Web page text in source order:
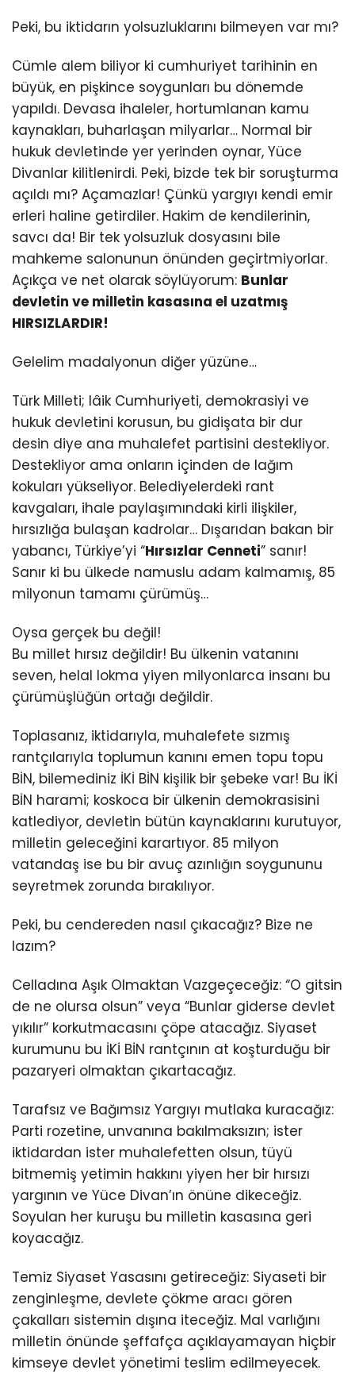
Peki, bu iktidarın yolsuzluklarını bilmeyen var mı?
Cümle alem biliyor ki cumhuriyet tarihinin en
büyük, en pişkince soygunları bu dönemde
yapıldı. Devasa ihaleler, hortumlanan kamu
kaynakları, buharlaşan milyarlar… Normal bir
hukuk devletinde yer yerinden oynar, Yüce
Divanlar kilitlenirdi. Peki, bizde tek bir soruşturma
açıldı mı? Açamazlar! Çünkü yargıyı kendi emir
erleri haline getirdiler. Hakim de kendilerinin,
savcı da! Bir tek yolsuzluk dosyasını bile
mahkeme salonunun önünden geçirtmiyorlar.
Açıkça ve net olarak söylüyorum: Bunlar
devletin ve milletin kasasına el uzatmış
HIRSIZLARDIR!
Gelelim madalyonun diğer yüzüne…
Türk Milleti; lâik Cumhuriyeti, demokrasiyi ve
hukuk devletini korusun, bu gidişata bir dur
desin diye ana muhalefet partisini destekliyor.
Destekliyor ama onların içinden de lağım
kokuları yükseliyor. Belediyelerdeki rant
kavgaları, ihale paylaşımındaki kirli ilişkiler,
hırsızlığa bulaşan kadrolar… Dışarıdan bakan bir
yabancı, Türkiye’yi “Hırsızlar Cenneti” sanır!
Sanır ki bu ülkede namuslu adam kalmamış, 85
milyonun tamamı çürümüş…
Oysa gerçek bu değil!
Bu millet hırsız değildir! Bu ülkenin vatanını
seven, helal lokma yiyen milyonlarca insanı bu
çürümüşlüğün ortağı değildir.
Toplasanız, iktidarıyla, muhalefete sızmış
rantçılarıyla toplumun kanını emen topu topu
BİN, bilemediniz İKİ BİN kişilik bir şebeke var! Bu İKİ
BİN harami; koskoca bir ülkenin demokrasisini
katlediyor, devletin bütün kaynaklarını kurutuyor,
milletin geleceğini karartıyor. 85 milyon
vatandaş ise bu bir avuç azınlığın soygununu
seyretmek zorunda bırakılıyor.
Peki, bu cendereden nasıl çıkacağız? Bize ne
lazım?
Celladına Aşık Olmaktan Vazgeçeceğiz: “O gitsin
de ne olursa olsun” veya “Bunlar giderse devlet
yıkılır” korkutmacasını çöpe atacağız. Siyaset
kurumunu bu İKİ BİN rantçının at koşturduğu bir
pazaryeri olmaktan çıkartacağız.
Tarafsız ve Bağımsız Yargıyı mutlaka kuracağız:
Parti rozetine, unvanına bakılmaksızın; ister
iktidardan ister muhalefetten olsun, tüyü
bitmemiş yetimin hakkını yiyen her bir hırsızı
yargının ve Yüce Divan’ın önüne dikeceğiz.
Soyulan her kuruşu bu milletin kasasına geri
koyacağız.
Temiz Siyaset Yasasını getireceğiz: Siyaseti bir
zenginleşme, devlete çökme aracı gören
çakalları sistemin dışına iteceğiz. Mal varlığını
milletin önünde şeffafça açıklayamayan hiçbir
kimseye devlet yönetimi teslim edilmeyecek.